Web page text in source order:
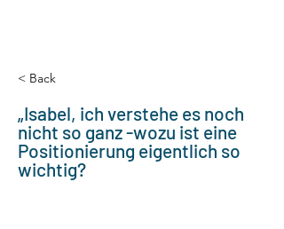
< Back
„Isabel, ich verstehe es noch
nicht so ganz -wozu ist eine
Positionierung eigentlich so
wichtig?